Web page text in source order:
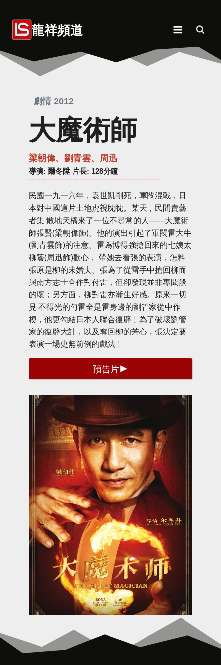
content 龍祥頻道
劇情 2012
大魔術師
梁朝偉、劉青雲、周迅
導演: 爾冬陞 片長: 128分鐘
民國一九一六年，袁世凱剛死，軍閥混戰，日
本對中國這片土地虎視眈眈。某天，民間賣藝
者集 散地天橋來了一位不尋常的人——大魔術
師張賢(梁朝偉飾)。他的演出引起了軍閥雷大牛
(劉青雲飾)的注意。雷為博得強搶回來的七姨太
柳蔭(周迅飾)歡心， 帶她去看張的表演，怎料
張原是柳的未婚夫。張為了從雷手中搶回柳而
與南方志士合作對付雷，但卻發現並非專聞般
的壞；另方面，柳對雷亦漸生好感。原來一切
見 不得光的勺雷全是雷身邊的劉管家從中作
梗，他更勾結日本人聯合復辟﹗為了破壞劉管
家的復辟大計，以及奪回柳的芳心，張決定要
表演一場史無前例的戲法﹗
預告片